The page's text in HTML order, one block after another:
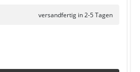
versandfertig in 2-5 Tagen